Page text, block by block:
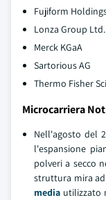
Fujiform
Lonza Group Ltd.
Merck KGaA
Sartorious AG
Thermo Fisher
Microcarriera
Nell'agosto del
l'espansione
polveri a secco
struttura mira
media utilizzato